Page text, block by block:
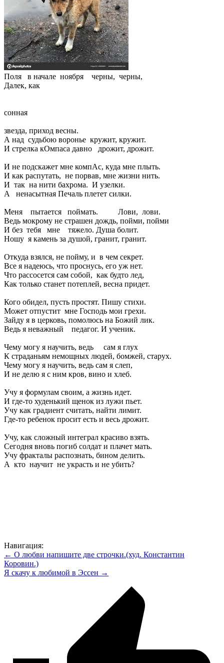
Поля в начале ноября черны, черны,
Далек, как
сонная
звезда, приход весны.
А над судьбою воронье кружит, кружит.
И стрелка кОмпаса давно дрожит, дрожит.
И не подскажет мне компАс, куда мне плыть.
И как распутать, не порвав, мне жизни нить.
И так на нити бахрома. И узелки.
А ненасытная Печаль плетет силки.
Меня пытается поймать. Лови, лови.
Ведь мокрому не страшен дождь, пойми, пойми
И без тебя мне тяжело. Душа болит.
Ношу я камень за душой, гранит, гранит.
Откуда взялся, не пойму, и в чем секрет.
Все я надеюсь, что проснусь, его уж нет.
Что рассосется сам собой, как будто лед,
Как только станет потеплей, весна придет.
Кого обидел, пусть простят. Пишу стихи.
Может отпустит мне Господь мои грехи.
Зайду я в церковь, помолюсь на Божий лик.
Ведь я неважный педагог. И ученик.
Чему могу я научить, ведь сам я глух
К страданьям немощных людей, бомжей, старух.
Чему могу я научить, ведь сам я слеп,
И не делю я с ним кров, вино и хлеб.
Учу я формулам своим, а жизнь идет.
И где-то худенький щенок из лужи пьет.
Учу как градиент считать, найти лимит.
Где-то ребенок просит есть и весь дрожит.
Учу, как сложный интеграл красиво взять.
Сегодня вновь погиб солдат и плачет мать.
Учу фракталы распознать, бином делить.
А кто научит не украсть и не убить?
Навигация:
← О любви напишите две строчки.(худ. Константин
Коровин.)
Я скачу к любимой в Эссен →